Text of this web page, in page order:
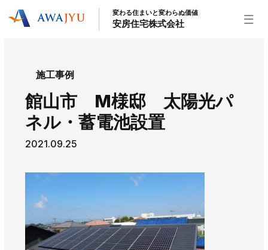
リフォーム事業 外装事業
新築住宅事業
不動産事業
インテリア事業
大型物件事業
安房住宅について
社長挨拶
お知らせ
変わる住まいと変わらぬ価値
安房住宅株式会社
施工事例
館山市 M様邸 太陽光パ
ネル・蓄電池設置
2021.09.25